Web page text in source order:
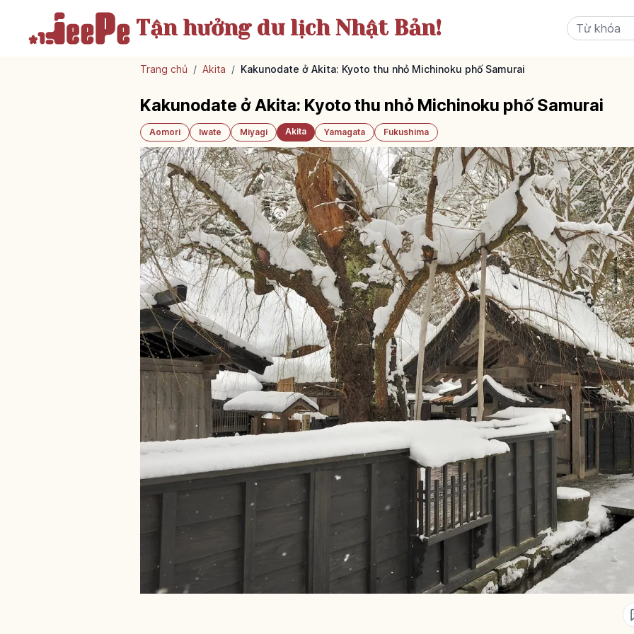
Tận hưởngdu lịch Nhật Bản!
Trang chủ / Akita / Kakunodate ở Akita: Kyoto thu nhỏ Michinoku phố Samurai
Kakunodate ở Akita: Kyoto thu nhỏ Michinoku phố Samurai
Aomori Iwate Miyagi Akita Yamagata Fukushima